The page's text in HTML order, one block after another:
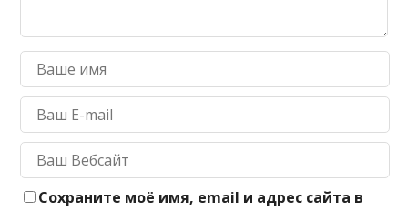
Сохраните моё имя, email и адрес сайта в